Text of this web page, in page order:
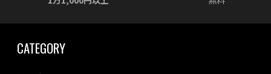
CATEGORY